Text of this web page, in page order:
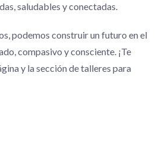
saludables y conectadas.
podemos construir un futuro en el
compasivo y consciente. ¡Te
y la sección de talleres para